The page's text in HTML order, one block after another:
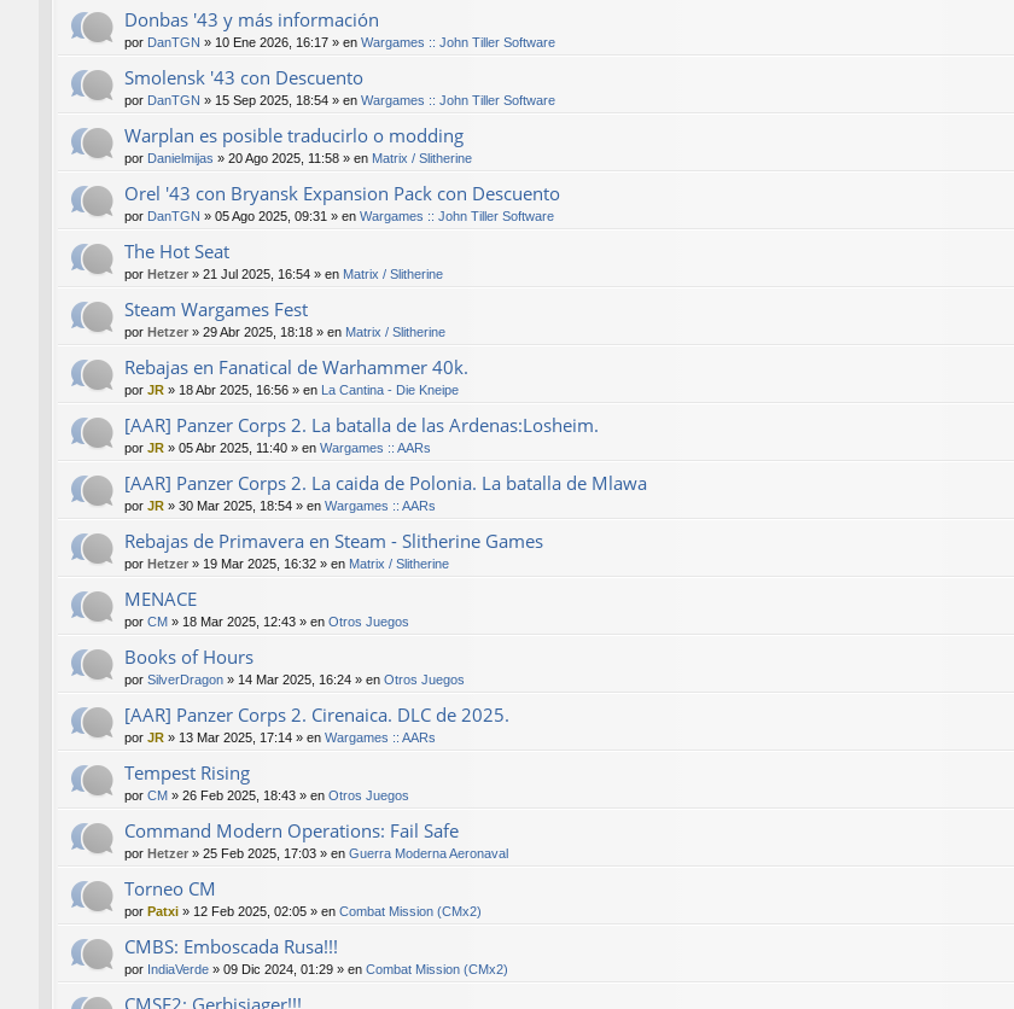
Donbas '43 y más información
por DanTGN » 10 Ene 2026, 16:17 » en Wargames :: John Tiller Software
Smolensk '43 con Descuento
por DanTGN » 15 Sep 2025, 18:54 » en Wargames :: John Tiller Software
Warplan es posible traducirlo o modding
por Danielmijas » 20 Ago 2025, 11:58 » en Matrix / Slitherine
Orel '43 con Bryansk Expansion Pack con Descuento
por DanTGN » 05 Ago 2025, 09:31 » en Wargames :: John Tiller Software
The Hot Seat
por Hetzer » 21 Jul 2025, 16:54 » en Matrix / Slitherine
Steam Wargames Fest
por Hetzer » 29 Abr 2025, 18:18 » en Matrix / Slitherine
Rebajas en Fanatical de Warhammer 40k.
por JR » 18 Abr 2025, 16:56 » en La Cantina - Die Kneipe
[AAR] Panzer Corps 2. La batalla de las Ardenas:Losheim.
por JR » 05 Abr 2025, 11:40 » en Wargames :: AARs
[AAR] Panzer Corps 2. La caida de Polonia. La batalla de Mlawa
por JR » 30 Mar 2025, 18:54 » en Wargames :: AARs
Rebajas de Primavera en Steam - Slitherine Games
por Hetzer » 19 Mar 2025, 16:32 » en Matrix / Slitherine
MENACE
por CM » 18 Mar 2025, 12:43 » en Otros Juegos
Books of Hours
por SilverDragon » 14 Mar 2025, 16:24 » en Otros Juegos
[AAR] Panzer Corps 2. Cirenaica. DLC de 2025.
por JR » 13 Mar 2025, 17:14 » en Wargames :: AARs
Tempest Rising
por CM » 26 Feb 2025, 18:43 » en Otros Juegos
Command Modern Operations: Fail Safe
por Hetzer » 25 Feb 2025, 17:03 » en Guerra Moderna Aeronaval
Torneo CM
por Patxi » 12 Feb 2025, 02:05 » en Combat Mission (CMx2)
CMBS: Emboscada Rusa!!!
por IndiaVerde » 09 Dic 2024, 01:29 » en Combat Mission (CMx2)